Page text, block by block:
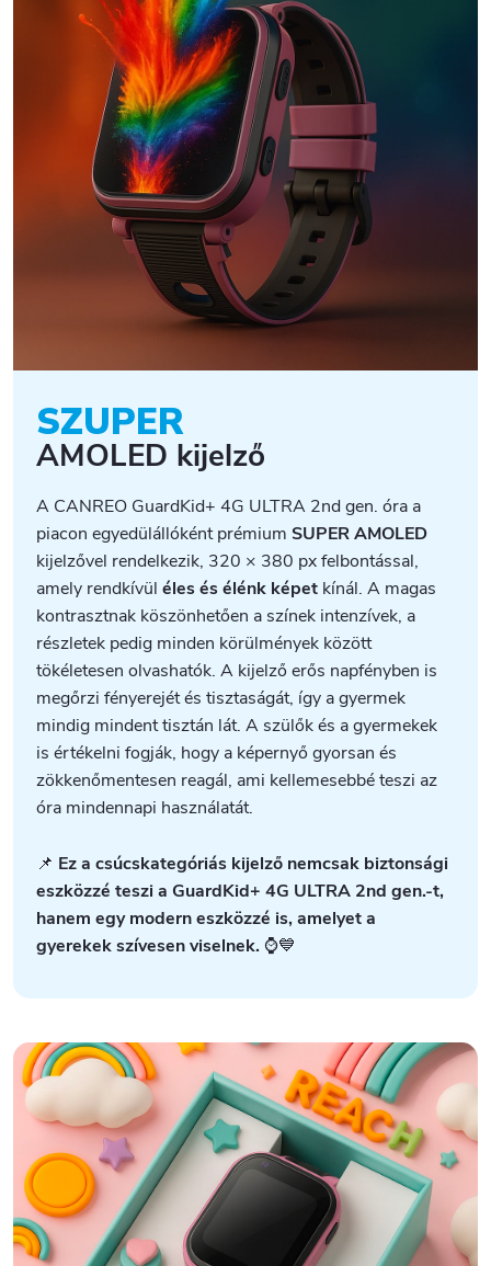
SZUPER
AMOLED kijelző
A CANREO GuardKid+ 4G ULTRA 2nd gen. óra a
piacon egyedülállóként prémiumSUPER AMOLED
kijelzővel rendelkezik, 320 × 380 px felbontással,
amely rendkívüléles és élénk képet kínál. A magas
kontrasztnak köszönhetően a színek intenzívek, a
részletek pedig minden körülmények között
tökéletesen olvashatók. A kijelző erős napfényben is
megőrzi fényerejét és tisztaságát, így a gyermek
mindig mindent tisztán lát. A szülők és a gyermekek
is értékelni fogják, hogy a képernyő gyorsan és
zökkenőmentesen reagál, ami kellemesebbé teszi az
óra mindennapi használatát.
📌 Ez a csúcskategóriás kijelző nemcsak biztonsági
eszközzé teszi a GuardKid+ 4G ULTRA 2nd gen.-t,
hanem egy modern eszközzé is, amelyet a
gyerekek szívesen viselnek. ⌚💙